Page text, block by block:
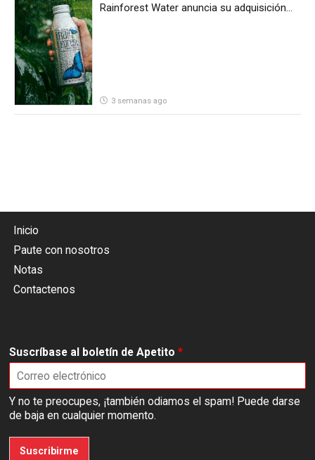
Rainforest Water anuncia su adquisición
3 semanas ago
Inicio
Paute con nosotros
Notas
Contactenos
Suscríbase al boletín de Apetito *
Y no te preocupes, ¡también odiamos el spam! Puede darse
de baja en cualquier momento.
Suscribirme